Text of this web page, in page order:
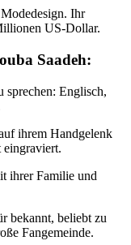
Ihr
US-Dollar.
Saadeh:
sprechen: Englisch,
ihrem Handgelenk
eingraviert.
ihrer Familie und
bekannt, beliebt zu
Fangemeinde.